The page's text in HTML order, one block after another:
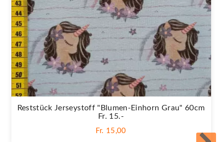
Reststück Jerseystoff "Blumen-Einhorn Grau" 60cm
Fr. 15.-
Fr. 15,00